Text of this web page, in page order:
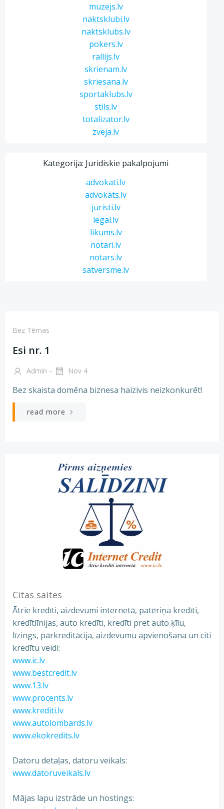
muzejs.lv
naktsklubi.lv
naktsklubs.lv
pokers.lv
rallijs.lv
skrienam.lv
skriesana.lv
sportaklubs.lv
stils.lv
totalizator.lv
zveja.lv
Kategorija: Juridiskie pakalpojumi
advokati.lv
advokats.lv
juristi.lv
legal.lv
likums.lv
notari.lv
notars.lv
satversme.lv
Bez Tēmas
Esi nr. 1
Admin - Nov 4
Bez skaista domēna biznesa haizivis neizkonkurēt!
read more
Citas saites
Ātrie kredīti, aizdevumi internetā, patēriņa kredīti,
kredītlīnijas, auto kredīti, kredīti pret auto ķīlu,
līzings, pārkreditācija, aizdevumu apvienošana un citi
kredītu veidi:
www.ic.lv
www.bestcredit.lv
www.13.lv
www.procents.lv
www.krediti.lv
www.autolombards.lv
www.ekokredits.lv
Datoru detaļas, datoru veikals:
www.datoruveikals.lv
Mājas lapu izstrāde un hostings: